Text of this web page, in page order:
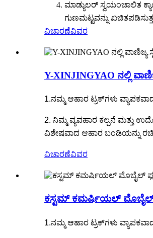
ಮಾಡ್ಯುಲರ್ ಸ್ವಯಂಚಾಲಿತ
ಗುಣಮಟ್ಟವನ್ನು
ವಿಚಾರಣೆವಿವರ
Y-XINJINGYAO ನಲ್ಲಿ
1.ನಮ್ಮ ಆಹಾರ ಟ್ರಕ್‌ಗಳು
2. ನಿಮ್ಮ ವ್ಯವಹಾರ ಕಲ್ಪನೆ ಮತ್ತು
ವಿಶೇಷವಾದ ಆಹಾರ ಬಂಡಿಯನ್ನು
ವಿಚಾರಣೆವಿವರ
ಕಸ್ಟಮ್ ಕಮರ್ಷಿಯಲ್ ಮೊಬೈಲ್
1.ನಮ್ಮ ಆಹಾರ ಟ್ರಕ್‌ಗಳು